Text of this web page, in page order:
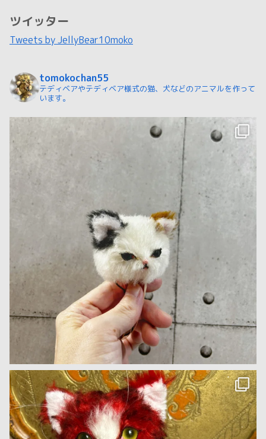
ツイッター
Tweets by JellyBear10moko
tomokochan55
テディベアやテディベア様式の猫、犬などのアニマルを作って
います。